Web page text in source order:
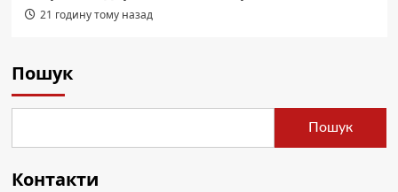
21 годину тому назад
Пошук
Пошук
Контакти